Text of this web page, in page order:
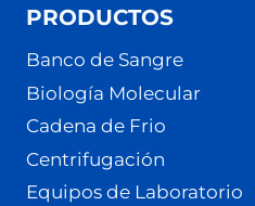
PRODUCTOS
Banco de Sangre
Biología Molecular
Cadena de Frio
Centrifugación
Equipos de Laboratorio